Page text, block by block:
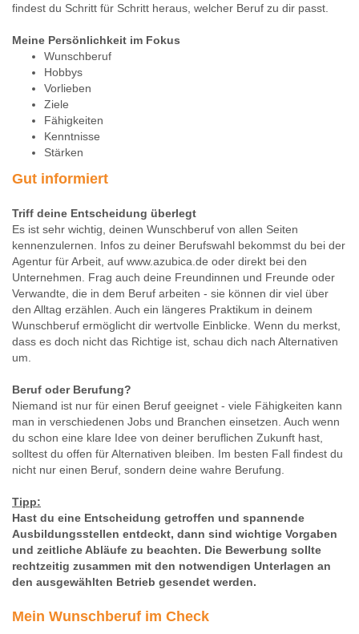
findest du Schritt für Schritt heraus, welcher Beruf zu dir passt.
Meine Persönlichkeit im Fokus
Wunschberuf
Hobbys
Vorlieben
Ziele
Fähigkeiten
Kenntnisse
Stärken
Gut informiert
Triff deine Entscheidung überlegt
Es ist sehr wichtig, deinen Wunschberuf von allen Seiten
kennenzulernen. Infos zu deiner Berufswahl bekommst du bei der
Agentur für Arbeit, auf www.azubica.de oder direkt bei den
Unternehmen. Frag auch deine Freundinnen und Freunde oder
Verwandte, die in dem Beruf arbeiten - sie können dir viel über
den Alltag erzählen. Auch ein längeres Praktikum in deinem
Wunschberuf ermöglicht dir wertvolle Einblicke. Wenn du merkst,
dass es doch nicht das Richtige ist, schau dich nach Alternativen
um.
Beruf oder Berufung?
Niemand ist nur für einen Beruf geeignet - viele Fähigkeiten kann
man in verschiedenen Jobs und Branchen einsetzen. Auch wenn
du schon eine klare Idee von deiner beruflichen Zukunft hast,
solltest du offen für Alternativen bleiben. Im besten Fall findest du
nicht nur einen Beruf, sondern deine wahre Berufung.
Tipp:
Hast du eine Entscheidung getroffen und spannende
Ausbildungsstellen entdeckt, dann sind wichtige Vorgaben
und zeitliche Abläufe zu beachten. Die Bewerbung sollte
rechtzeitig zusammen mit den notwendigen Unterlagen an
den ausgewählten Betrieb gesendet werden.
Mein Wunschberuf im Check